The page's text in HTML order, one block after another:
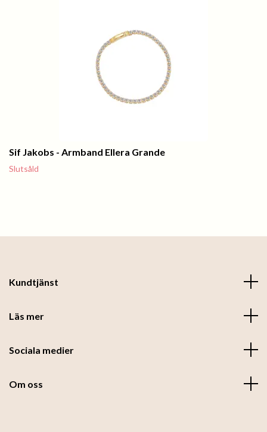
Sif Jakobs - Armband Ellera Grande
Slutsåld
Kundtjänst
Läs mer
Sociala medier
Om oss